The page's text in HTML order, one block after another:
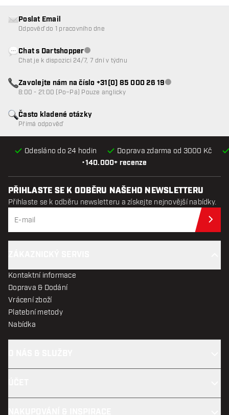
•140.000+ recenze
Odesláno do 24 hodin Doprava zdarma od 3000 Kč
Často kladené otázky
Přímá odpověď
Poslat Email
Odpověď do 1 pracovního dne
Chat s DartshopperZákaznický servis nedostupný
Chat je k dispozici 24/7, 7 dní v týdnu
Zavolejte nám na číslo +31(0) 85 000 26 19Zákaznický servis
8:00 - 21:00 (Po–Pá) Pouze anglicky
PŘIHLASTE SE K ODBĚRU NAŠEHO NEWSLETTERU
Přihlaste se k odběru newsletteru a získejte nejnovější nabídky.
Kontaktní informace
Doprava & Dodání
Vrácení zboží
Platební metody
Nabídka